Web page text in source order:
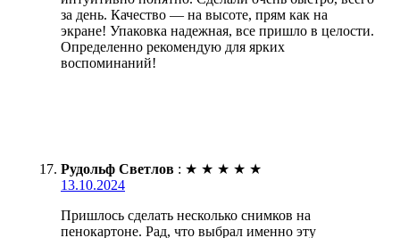
за день. Качество — на высоте, прям как на
экране! Упаковка надежная, все пришло в целости.
Определенно рекомендую для ярких
воспоминаний!
Рудольф Светлов : ★ ★ ★ ★ ★
13.10.2024
Пришлось сделать несколько снимков на
пенокартоне. Рад, что выбрал именно эту